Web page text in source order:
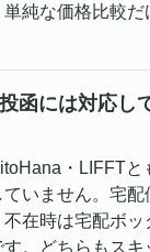
単純な価格比較だ
函には対応し
・LIFFTと
ていません。宅
不在時は宅配ボッ
す。どちらもス